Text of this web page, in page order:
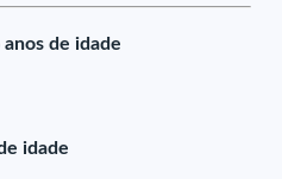
de idade
idade